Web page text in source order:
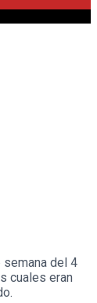
semana del 4
cuales eran